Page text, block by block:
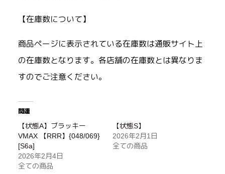
【在庫数について】
商品ページに表示されている在庫数は通販サイト上
の在庫数となります。各店舗の在庫数とは異なりま
すのでご注意ください。
関連
【状態A】ブラッキー
VMAX 【RRR】{048/069}
[S6a]
2026年2月4日
全ての商品
【状態S】
2026年2月1日
全ての商品